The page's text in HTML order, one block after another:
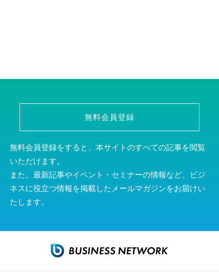
無料会員登録
無料会員登録をすると、本サイトのすべての記事を閲覧
いただけます。
また、最新記事やイベント・セミナーの情報など、ビジ
ネスに役立つ情報を掲載したメールマガジンをお届けい
たします。